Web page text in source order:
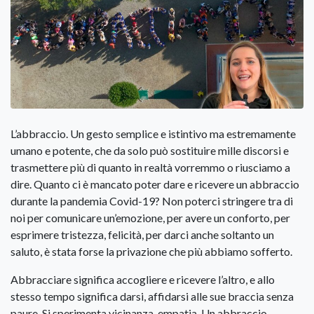
L’abbraccio. Un gesto semplice e istintivo ma estremamente
umano e potente, che da solo può sostituire mille discorsi e
trasmettere più di quanto in realtà vorremmo o riusciamo a
dire. Quanto ci è mancato poter dare e ricevere un abbraccio
durante la pandemia Covid-19? Non poterci stringere tra di
noi per comunicare un’emozione, per avere un conforto, per
esprimere tristezza, felicità, per darci anche soltanto un
saluto, è stata forse la privazione che più abbiamo sofferto.
Abbracciare significa accogliere e ricevere l’altro, e allo
stesso tempo significa darsi, affidarsi alle sue braccia senza